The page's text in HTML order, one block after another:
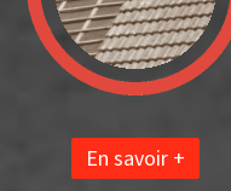
En savoir +